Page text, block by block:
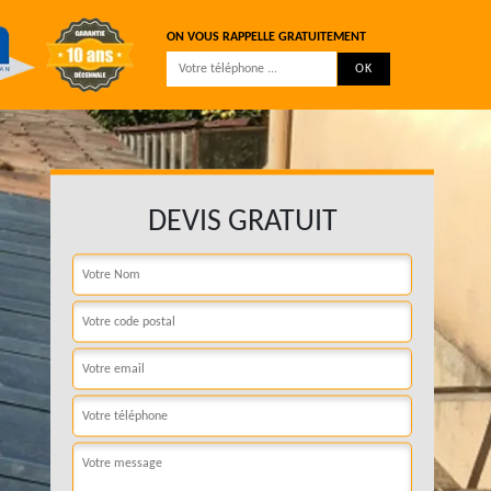
ON VOUS RAPPELLE GRATUITEMENT
DEVIS GRATUIT